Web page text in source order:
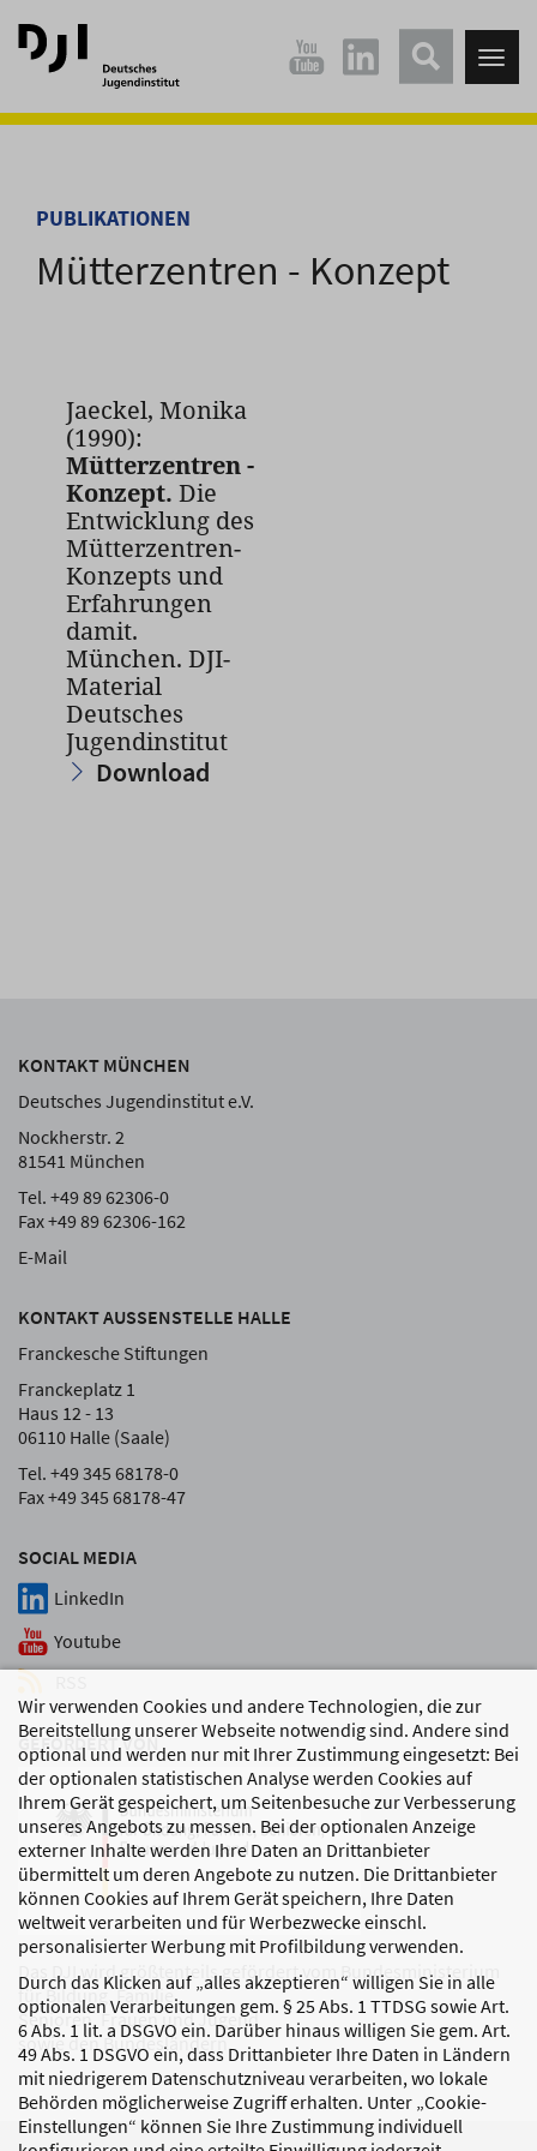
Direkt
zum
Hauptinhalt
Direkt
zum
Hauptmenü
Wir verwenden Cookies und andere Technologien, die zur
Bereitstellung unserer Webseite notwendig sind. Andere sind
optional und werden nur mit Ihrer Zustimmung eingesetzt: Bei
der optionalen statistischen Analyse werden Cookies auf
Ihrem Gerät gespeichert, um Seitenbesuche zur Verbesserung
unseres Angebots zu messen. Bei der optionalen Anzeige
externer Inhalte werden Ihre Daten an Drittanbieter
übermittelt um deren Angebote zu nutzen. Die Drittanbieter
können Cookies auf Ihrem Gerät speichern, Ihre Daten
weltweit verarbeiten und für Werbezwecke einschl.
personalisierter Werbung mit Profilbildung verwenden.
Durch das Klicken auf „alles akzeptieren“ willigen Sie in alle
optionalen Verarbeitungen gem. § 25 Abs. 1 TTDSG sowie Art.
6 Abs. 1 lit. a DSGVO ein. Darüber hinaus willigen Sie gem. Art.
49 Abs. 1 DSGVO ein, dass Drittanbieter Ihre Daten in Ländern
mit niedrigerem Datenschutzniveau verarbeiten, wo lokale
Behörden möglicherweise Zugriff erhalten. Unter „Cookie-
Einstellungen“ können Sie Ihre Zustimmung individuell
PUBLIKATIONEN
Mütterzentren - Konzept
Jaeckel, Monika
(1990):
Mütterzentren -
Konzept. Die
Entwicklung des
Mütterzentren-
Konzepts und
Erfahrungen
damit.
München. DJI-
Material
Deutsches
Jugendinstitut
Download
SOCIAL MEDIA
LinkedIn
Youtube
KONTAKT MÜNCHEN
Deutsches Jugendinstitut e.V.
Nockherstr. 2
81541 München
Tel. +49 89 62306-0
Fax +49 89 62306-162
E-Mail
KONTAKT AUSSENSTELLE HALLE
Franckesche Stiftungen
Franckeplatz 1
Haus 12 - 13
06110 Halle (Saale)
Tel. +49 345 68178-0
Fax +49 345 68178-47
GEFÖRDERT VON
Das DJI wird größtenteils gefördert vom Bundesministerium
für Bildung, Familie,
Senioren, Frauen und Jugend
sowie den Bundesländern.